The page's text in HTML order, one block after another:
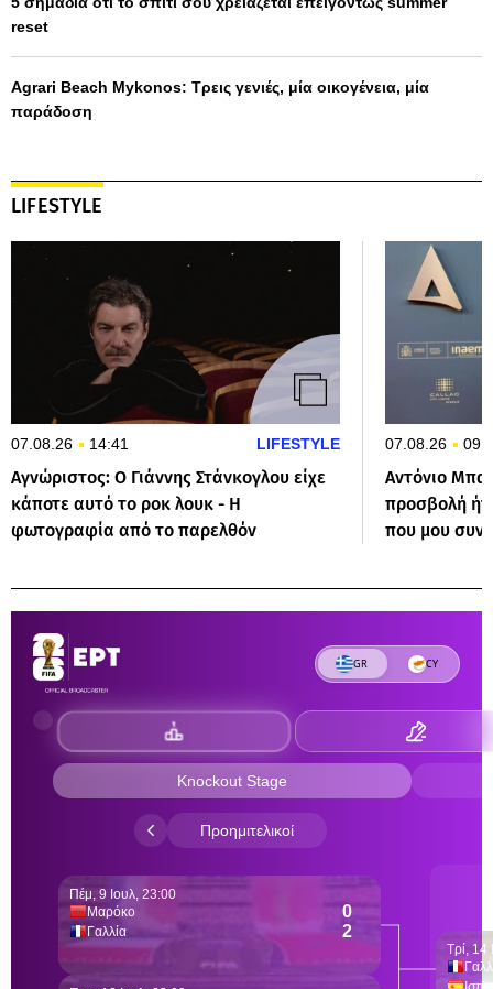
reset
Agrari Beach Mykonos: Τρεις γενιές, μία οικογένεια, μία
παράδοση
LIFESTYLE
07.08.26 14:41 LIFESTYLE
Αγνώριστος: O Γιάννης Στάνκογλου είχε
κάποτε αυτό το ροκ λουκ - Η
φωτογραφία από το παρελθόν
07.08.26
Αντόνιο
προσβολή
που μου